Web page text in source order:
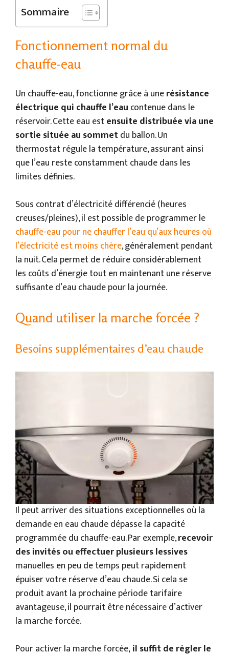
Sommaire
Fonctionnement normal du
chauffe-eau
Un chauffe-eau, fonctionne grâce à unerésistance
électrique qui chauffe l’eau contenue dans le
réservoir. Cette eau estensuite distribuée via une
sortie située au sommetdu ballon. Un
thermostat régule la température, assurant ainsi
que l’eau reste constamment chaude dans les
limites définies.
Sous contrat d’électricité différencié (heures
creuses/pleines), il est possible de programmer le
chauffe-eau pour ne chauffer l’eau qu’aux heures où
l’électricité est moins chère, généralement pendant
la nuit. Cela permet de réduire considérablement
les coûts d’énergie tout en maintenant une réserve
suffisante d’eau chaude pour la journée.
Quand utiliser la marche forcée ?
Besoins supplémentaires d’eau chaude
Il peut arriver des situations exceptionnelles où la
demande en eau chaude dépasse la capacité
programmée du chauffe-eau. Par exemple,recevoir
des invités ou effectuer plusieurs lessives
manuelles en peu de temps peut rapidement
épuiser votre réserve d’eau chaude. Si cela se
produit avant la prochaine période tarifaire
avantageuse, il pourrait être nécessaire d’activer
la marche forcée.
Pour activer la marche forcée,il suffit de régler le